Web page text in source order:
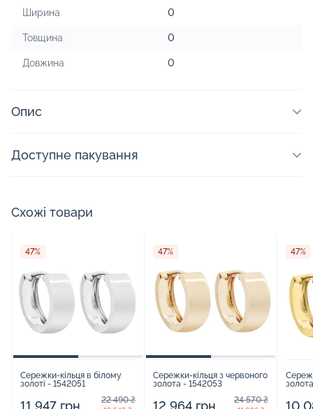
Ширина 0
Товщина 0
Довжина 0
Опис
Доступне пакування
Схожі товари
47%
Сережки-кільця в білому
золоті - 1542051
22 490 ₴
47%
Сережки-кільця з червоного
золота - 1542053
24 570 ₴
47%